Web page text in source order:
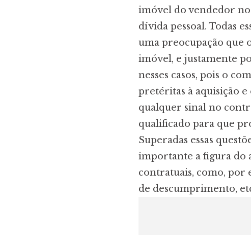
imóvel do vendedor no
dívida pessoal. Todas
uma preocupação que
imóvel, e justamente
nesses casos, pois o
pretéritas à aquisição
qualquer sinal no
qualificado para que
Superadas essas
importante a figura do
contratuais, como, por
de descumprimento,